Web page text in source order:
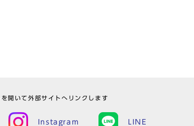
開いて外部サイトへリンクします
Instagram LINE